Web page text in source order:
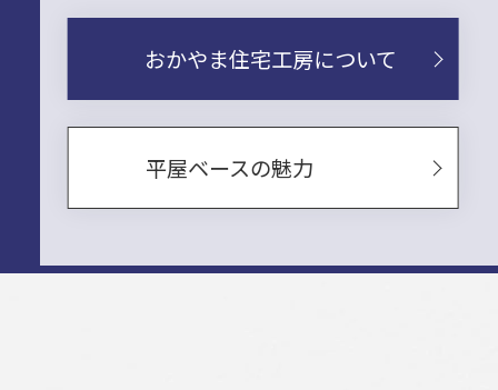
おかやま住宅工房について
平屋ベースの魅力